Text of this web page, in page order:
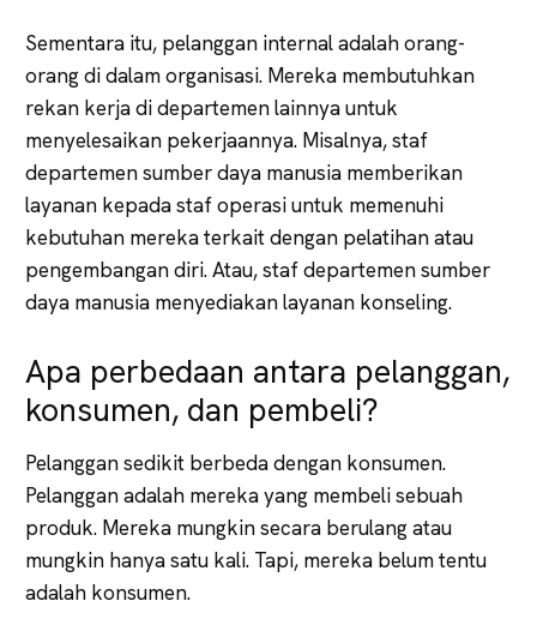
Sementara itu, pelanggan internal adalah orang-
orang di dalam organisasi. Mereka membutuhkan
rekan kerja di departemen lainnya untuk
menyelesaikan pekerjaannya. Misalnya, staf
departemen sumber daya manusia memberikan
layanan kepada staf operasi untuk memenuhi
kebutuhan mereka terkait dengan pelatihan atau
pengembangan diri. Atau, staf departemen sumber
daya manusia menyediakan layanan konseling.
Apa perbedaan antara pelanggan,
konsumen, dan pembeli?
Pelanggan sedikit berbeda dengan konsumen.
Pelanggan adalah mereka yang membeli sebuah
produk. Mereka mungkin secara berulang atau
mungkin hanya satu kali. Tapi, mereka belum tentu
adalah konsumen.